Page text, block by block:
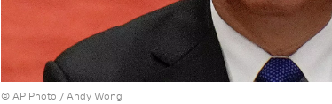
© AP Photo / Andy Wong